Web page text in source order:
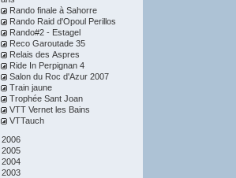
Rando finale à Sahorre
Rando Raid d'Opoul Perillos
Rando#2 - Estagel
Reco Garoutade 35
Relais des Aspres
Ride In Perpignan 4
Salon du Roc d'Azur 2007
Train jaune
Trophée Sant Joan
VTT Vernet les Bains
VTTauch
2006
2005
2004
2003